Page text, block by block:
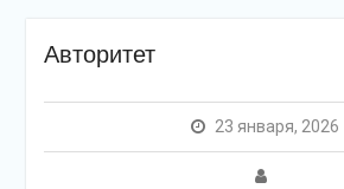
Авторитет
23 января, 2026